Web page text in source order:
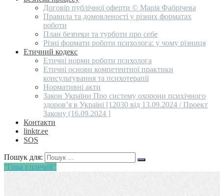
Договір публічної оферти © Марія Фабрічева
Правила та домовленості у різних форматах
роботи
План безпеки та турботи про себе
Різні формати роботи психолога: у чому різниця
Етичний кодекс
Етичні норми роботи психолога
Етичні основи компетентної практики
консультування та психотерапії
Нормативні акти
Закон України Про систему охорони психічного
здоров’я в Україні [12030 від 13.09.2024 / Проект
Закону (16.09.2024 ]
Контакти
linktr.ee
SOS
Пошук для:
"Гора з плечей"